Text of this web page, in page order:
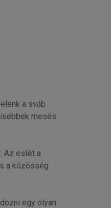
a sváb
mesés
Az estét a
a közösség
egy olyan